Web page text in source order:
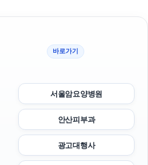
바로가기
서울암요양병원
안산피부과
광고대행사